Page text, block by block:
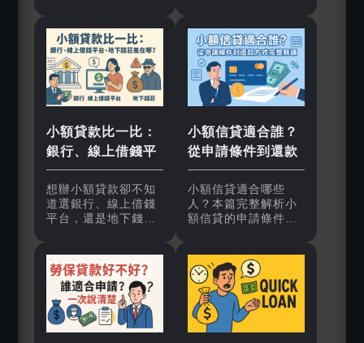
文帶你解析地下錢莊
的危險手法，並比較
小額貸款、小額信
貸、勞保貸款與線上
借錢平台等合法借款
管道，教你如何安全
取得資金，避免掉入
非法陷阱。
上借款平台應運而
生，只要透過手機或
電腦，就能在短時間
內完成申請、審核甚
至撥款。這種便利的
模式，對於有臨時資
金需求的人來說，確
實是一大幫助，但同
時也帶來一些值得深
思的問題。
小額貸款比一比：
銀行、線上借錢平
台、地下錢莊差在
哪？
想辦小額貸款卻不知
道選銀行、線上借錢
平台，還是地下錢
准速度、安全性到還
款方式，帶你看清優
缺點。避開高利貸陷
阱，找到最適合自己
的合法借錢管道，讓
資金週轉更安心。
小額信貸適合誰？
從申請條件到還款
方式完整解讀
小額信貸適合哪些
人？本篇完整解析小
額信貸的申請條件、
是否適合透過小額信
貸解決資金需求，避
免誤踩借貸陷阱。